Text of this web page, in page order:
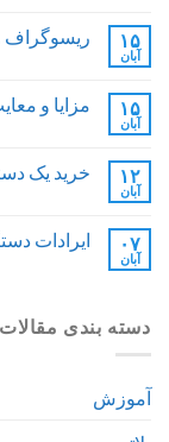
۱۵
آبان
ریسوگراف
۱۵
آبان
مزایا و
۱۲
آبان
خرید یک
۰۷
آبان
ایرادات
دسته بندی مقالات
آموزش